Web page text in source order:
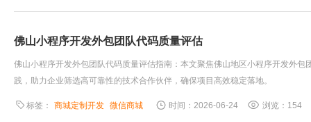
佛山小程序开发外包团队代码质量评估
佛山小程序开发外包团队代码质量评估指南：本文聚焦佛山地区小程序开发外
践，助力企业筛选高可靠性的技术合作伙伴，确保项目高效稳定落地。
标签： 商城定制开发 微信商城 时间：2026-06-24 浏览：154